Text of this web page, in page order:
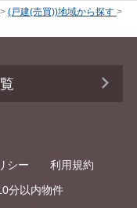
> (戸建(売買))地域から探す >
シー 利用規約
分以内物件